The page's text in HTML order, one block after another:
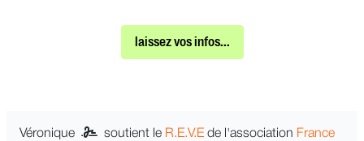
laissez vos infos...
Véronique soutient le R.E.V.Ede l'association France